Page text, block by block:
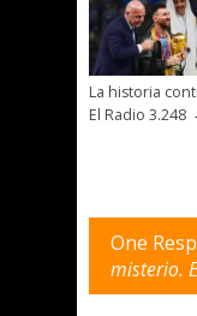
La historia
El Radio 3.248
One
misterio.